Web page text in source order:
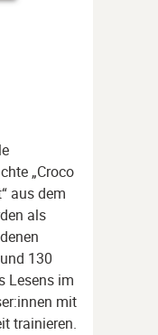
„Croco
aus dem
als
130
Lesens im
mit
trainieren.